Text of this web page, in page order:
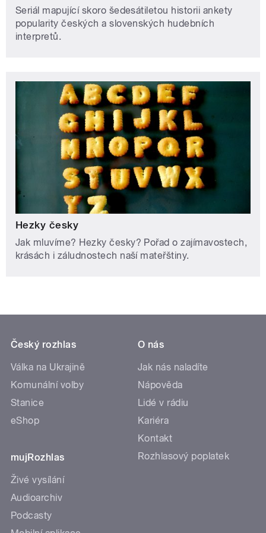
Seriál mapující skoro šedesátiletou historii ankety
popularity českých a slovenských hudebních
interpretů.
Hezky česky
Jak mluvíme? Hezky česky? Pořad o zajímavostech,
krásách i záludnostech naší mateřštiny.
Český rozhlas
Válka na Ukrajině
Komunální volby
Stanice
eShop
mujRozhlas
Živé vysílání
Audioarchiv
Podcasty
O nás
Jak nás naladíte
Nápověda
Lidé v rádiu
Kariéra
Kontakt
Rozhlasový poplatek